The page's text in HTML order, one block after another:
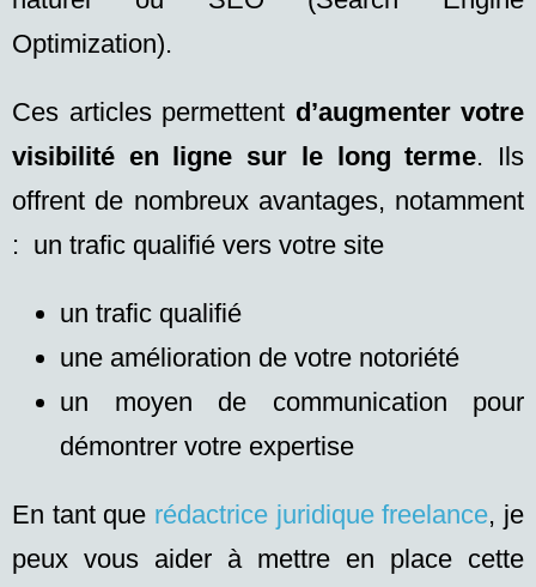
Optimization).
Ces articles permettent d’augmenter votre
visibilité en ligne sur le long terme. Ils
offrent de nombreux avantages, notamment
: un trafic qualifié vers votre site
un trafic qualifié
une amélioration de votre notoriété
un moyen de communication pour
démontrer votre expertise
En tant que rédactrice juridique freelance, je
peux vous aider à mettre en place cette